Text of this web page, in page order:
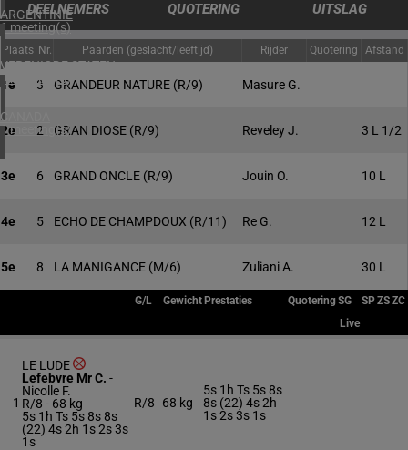
ARGENTINIË
1 meeting(s)
VERENIGDE STATEN
4 meeting(s)
CANADA
1 meeting(s)
DEELNEMERS QUOTERING UITSLAG
Plaats Nr. Paarden (geslacht/leeftijd) Rijder Quotering Afstand
1e 3 GRANDEUR NATURE (R/9) Masure G.
2e 2 GRAN DIOSE (R/9) Reveley J. 3 L 1/2
3e 6 GRAND ONCLE (R/9) Jouin O. 10 L
4e 5 ECHO DE CHAMPDOUX (R/11) Re G. 12 L
5e 8 LA MANIGANCE (M/6) Zuliani A. 30 L
G/L Gewicht Prestaties QuoteringSG SPZSZC
Live
1
LE LUDE
Lefebvre Mr C. -
Nicolle F.
R/8 - 68 kg
5s 1h Ts 5s 8s 8s
(22) 4s 2h 1s 2s 3s
1s
R/8 68 kg
5s 1h Ts 5s 8s
8s (22) 4s 2h
1s 2s 3s 1s